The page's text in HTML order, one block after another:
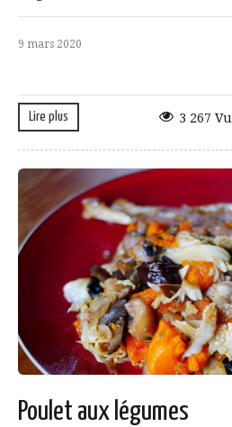
9 mars 2020
Lire plus 3 267
Poulet aux légumes